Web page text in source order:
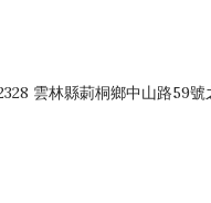
雲林縣莿桐鄉中山路59號